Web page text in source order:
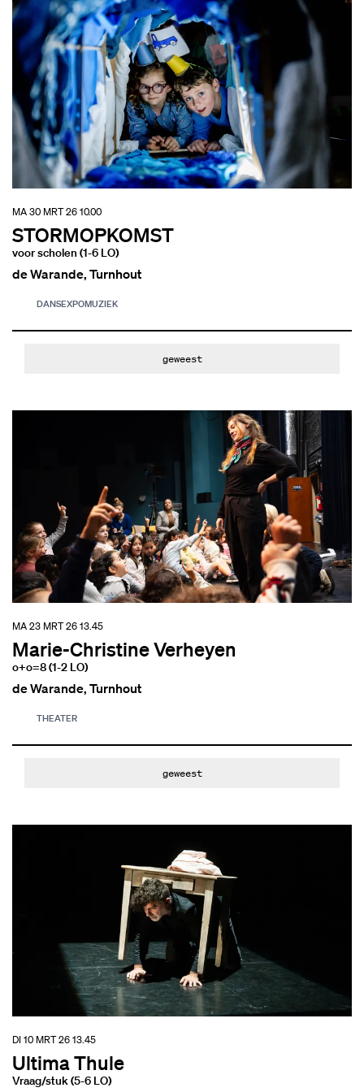
STORMOPKOMST
voor scholen (1-6 LO)
MA 30 MRT 2610.00
de Warande, Turnhout
DANSEXPOMUZIEK
geweest
Marie-Christine Verheyen
o+o=8 (1-2 LO)
MA 23 MRT 2613.45
de Warande, Turnhout
THEATER
geweest
Ultima Thule
Vraag/stuk (5-6 LO)
DI 10 MRT 2613.45